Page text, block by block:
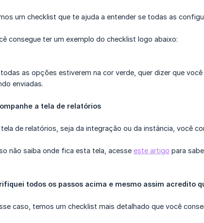
um checklist que te ajuda a entender se todas as
consegue ter um exemplo do checklist logo abaixo:
todas as opções estiverem na cor verde, quer dizer que
enviadas.
a tela de relatórios
tela de relatórios, seja da integração ou da instância, você
não saiba onde fica esta tela, acesse este artigo para
todos os passos acima e mesmo assim acredito
caso, temos um checklist mais detalhado que você